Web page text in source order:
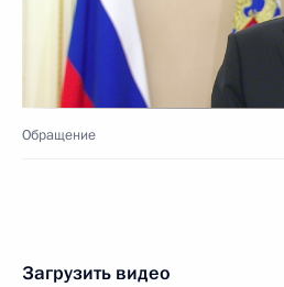
Обращение
Загрузить видео